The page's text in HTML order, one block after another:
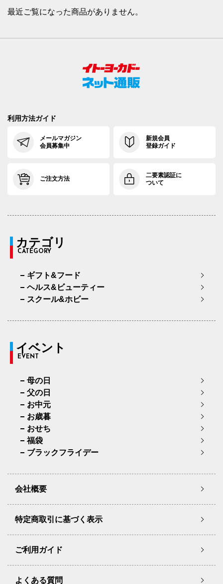
最近ご覧になった商品がありません。
利用方法ガイド
メールマガジン
会員募集中
新規会員
登録ガイド
ご注文方法
二要素認証に
ついて
カテゴリ
CATEGORY
ギフト&フード
ヘルス&ビューティー
スクール&ホビー
イベント
EVENT
母の日
父の日
お中元
お歳暮
おせち
福袋
ブラックフライデー
会社概要
特定商取引に基づく表示
ご利用ガイド
よくある質問